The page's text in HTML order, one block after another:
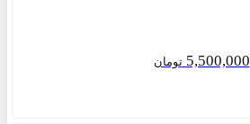
5,500,000 تومان